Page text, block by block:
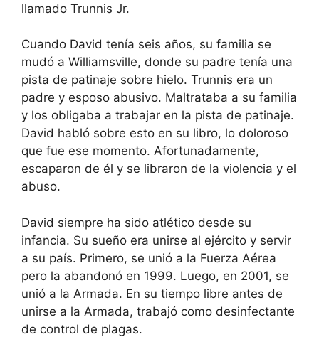
llamado Trunnis Jr.
Cuando David tenía seis años, su familia se
mudó a Williamsville, donde su padre tenía una
pista de patinaje sobre hielo. Trunnis era un
padre y esposo abusivo. Maltrataba a su familia
y los obligaba a trabajar en la pista de patinaje.
David habló sobre esto en su libro, lo doloroso
que fue ese momento. Afortunadamente,
escaparon de él y se libraron de la violencia y el
abuso.
David siempre ha sido atlético desde su
infancia. Su sueño era unirse al ejército y servir
a su país. Primero, se unió a la Fuerza Aérea
pero la abandonó en 1999. Luego, en 2001, se
unió a la Armada. En su tiempo libre antes de
unirse a la Armada, trabajó como desinfectante
de control de plagas.